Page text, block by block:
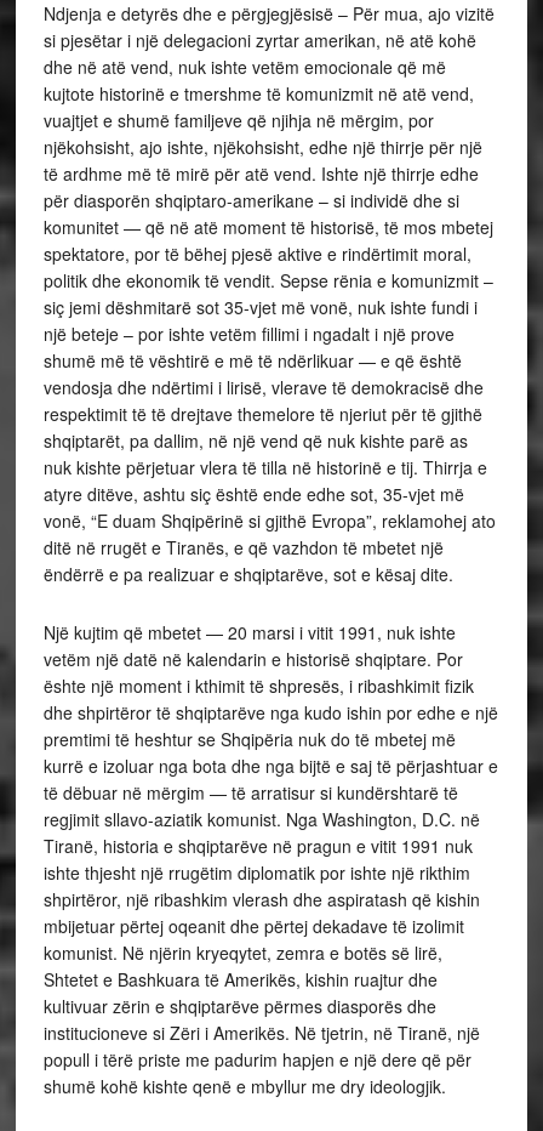
Ndjenja e detyrës dhe e përgjegjësisë – Për mua, ajo vizitë
si pjesëtar i një delegacioni zyrtar amerikan, në atë kohë
dhe në atë vend, nuk ishte vetëm emocionale që më
kujtote historinë e tmershme të komunizmit në atë vend,
vuajtjet e shumë familjeve që njihja në mërgim, por
njëkohsisht, ajo ishte, njëkohsisht, edhe një thirrje për një
të ardhme më të mirë për atë vend. Ishte një thirrje edhe
për diasporën shqiptaro-amerikane – si individë dhe si
komunitet — që në atë moment të historisë, të mos mbetej
spektatore, por të bëhej pjesë aktive e rindërtimit moral,
politik dhe ekonomik të vendit. Sepse rënia e komunizmit –
siç jemi dëshmitarë sot 35-vjet më vonë, nuk ishte fundi i
një beteje – por ishte vetëm fillimi i ngadalt i një prove
shumë më të vështirë e më të ndërlikuar — e që është
vendosja dhe ndërtimi i lirisë, vlerave të demokracisë dhe
respektimit të të drejtave themelore të njeriut për të gjithë
shqiptarët, pa dallim, në një vend që nuk kishte parë as
nuk kishte përjetuar vlera të tilla në historinë e tij. Thirrja e
atyre ditëve, ashtu siç është ende edhe sot, 35-vjet më
vonë, “E duam Shqipërinë si gjithë Evropa”, reklamohej ato
ditë në rrugët e Tiranës, e që vazhdon të mbetet një
ëndërrë e pa realizuar e shqiptarëve, sot e kësaj dite.
Një kujtim që mbetet — 20 marsi i vitit 1991, nuk ishte
vetëm një datë në kalendarin e historisë shqiptare. Por
ështe një moment i kthimit të shpresës, i ribashkimit fizik
dhe shpirtëror të shqiptarëve nga kudo ishin por edhe e një
premtimi të heshtur se Shqipëria nuk do të mbetej më
kurrë e izoluar nga bota dhe nga bijtë e saj të përjashtuar e
të dëbuar në mërgim — të arratisur si kundërshtarë të
regjimit sllavo-aziatik komunist. Nga Washington, D.C. në
Tiranë, historia e shqiptarëve në pragun e vitit 1991 nuk
ishte thjesht një rrugëtim diplomatik por ishte një rikthim
shpirtëror, një ribashkim vlerash dhe aspiratash që kishin
mbijetuar përtej oqeanit dhe përtej dekadave të izolimit
komunist. Në njërin kryeqytet, zemra e botës së lirë,
Shtetet e Bashkuara të Amerikës, kishin ruajtur dhe
kultivuar zërin e shqiptarëve përmes diasporës dhe
institucioneve si Zëri i Amerikës. Në tjetrin, në Tiranë, një
popull i tërë priste me padurim hapjen e një dere që për
shumë kohë kishte qenë e mbyllur me dry ideologjik.